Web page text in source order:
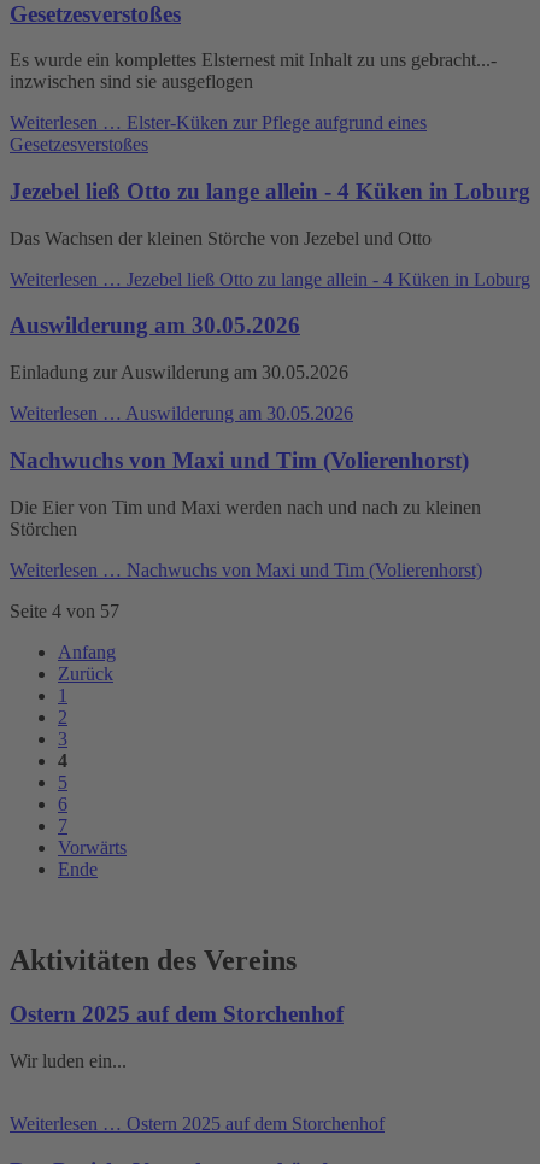
Gesetzesverstoßes
Es wurde ein komplettes Elsternest mit Inhalt zu uns gebracht...-
inzwischen sind sie ausgeflogen
Weiterlesen … Elster-Küken zur Pflege aufgrund eines
Gesetzesverstoßes
Jezebel ließ Otto zu lange allein - 4 Küken in Loburg
Das Wachsen der kleinen Störche von Jezebel und Otto
Weiterlesen … Jezebel ließ Otto zu lange allein - 4 Küken in Loburg
Auswilderung am 30.05.2026
Einladung zur Auswilderung am 30.05.2026
Weiterlesen … Auswilderung am 30.05.2026
Nachwuchs von Maxi und Tim (Volierenhorst)
Die Eier von Tim und Maxi werden nach und nach zu kleinen
Störchen
Weiterlesen … Nachwuchs von Maxi und Tim (Volierenhorst)
Seite 4 von 57
Anfang
Zurück
1
2
3
4
5
6
7
Vorwärts
Ende
Aktivitäten des Vereins
Ostern 2025 auf dem Storchenhof
Wir luden ein...
Weiterlesen … Ostern 2025 auf dem Storchenhof